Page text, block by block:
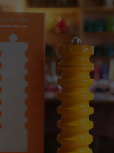
AÑADIR AL CARRITO